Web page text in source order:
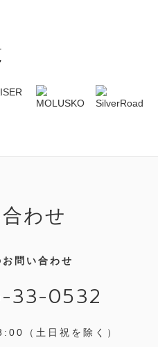
わせ
問い合わせ
33-0532
（土日祝を除く）